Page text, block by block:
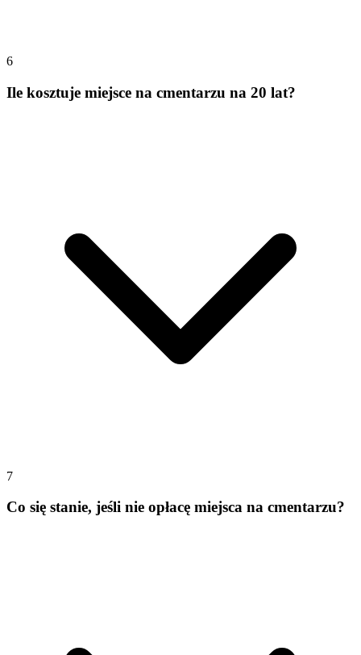
6
Ile kosztuje miejsce na cmentarzu na 20 lat?
7
Co się stanie, jeśli nie opłacę miejsca na cmentarzu?